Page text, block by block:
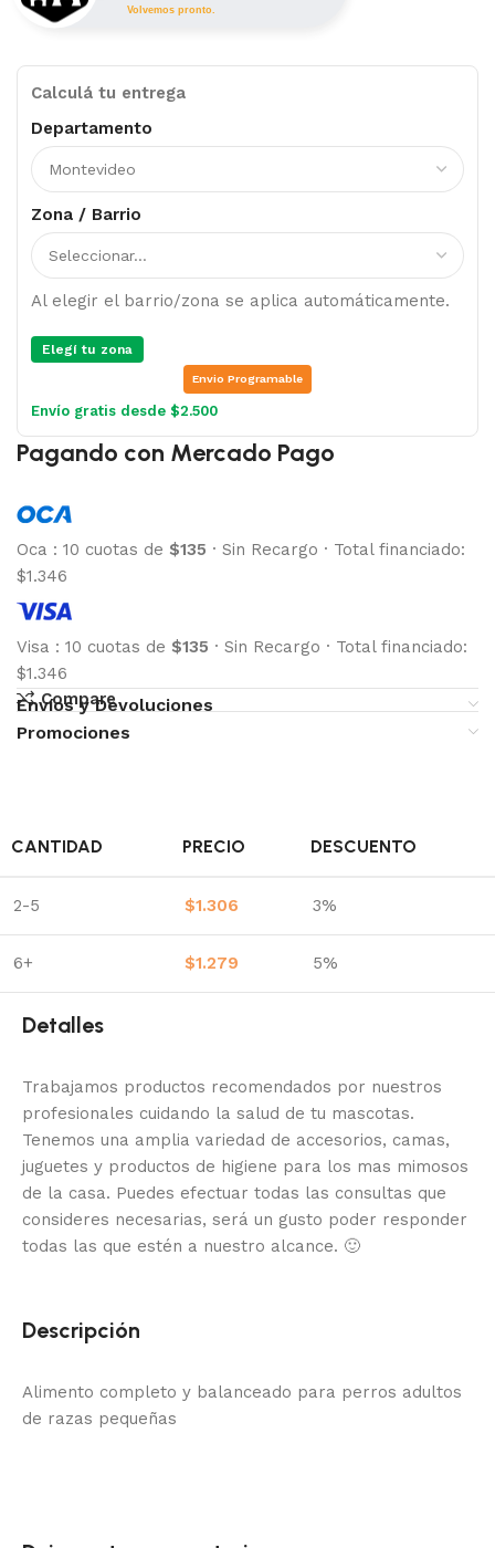
Volvemos pronto.
Calculá tu entrega
Departamento
Zona / Barrio
Al elegir el barrio/zona se aplica automáticamente.
Elegí tu zona
Envio Programable
Envío gratis desde $2.500
Pagando con Mercado Pago
Oca : 10 cuotas de $135 · Sin Recargo · Total financiado:
$1.346
Visa : 10 cuotas de $135 · Sin Recargo · Total financiado:
$1.346
Compare
Envíos y Devoluciones
Promociones
CANTIDAD PRECIO DESCUENTO
2-5 $1.306 3%
6+ $1.279 5%
Detalles
Trabajamos productos recomendados por nuestros
profesionales cuidando la salud de tu mascotas.
Tenemos una amplia variedad de accesorios, camas,
juguetes y productos de higiene para los mas mimosos
de la casa. Puedes efectuar todas las consultas que
consideres necesarias, será un gusto poder responder
todas las que estén a nuestro alcance. 🙂
Descripción
Alimento completo y balanceado para perros adultos
de razas pequeñas